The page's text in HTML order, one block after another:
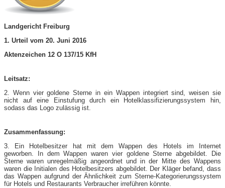
Landgericht Freiburg
1. Urteil vom 20. Juni 2016
Aktenzeichen 12 O 137/15 KfH
Leitsatz:
2. Wenn vier goldene Sterne in ein Wappen integriert sind, weisen sie
nicht auf eine Einstufung durch ein Hotelklassifizierungssystem hin,
sodass das Logo zulässig ist.
Zusammenfassung:
3. Ein Hotelbesitzer hat mit dem Wappen des Hotels im Internet
geworben. In dem Wappen waren vier goldene Sterne abgebildet. Die
Sterne waren unregelmäßig angeordnet und in der Mitte des Wappens
waren die Initialen des Hotelbesitzers abgebildet. Der Kläger befand, dass
das Wappen aufgrund der Ähnlichkeit zum Sterne-Kategorierungssystem
für Hotels und Restaurants Verbraucher irreführen könnte.